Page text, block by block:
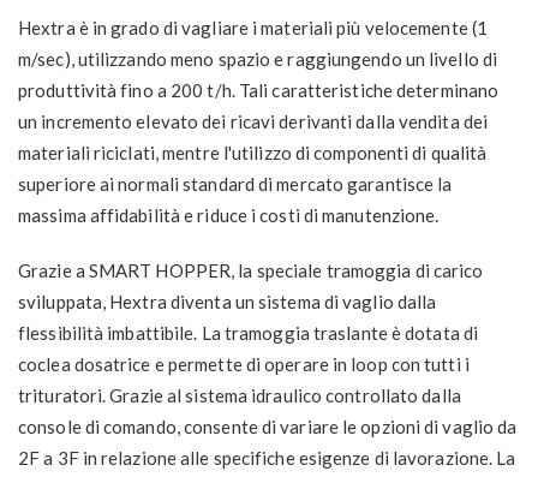
Hextra è in grado di vagliare i materiali più velocemente (1
m/sec), utilizzando meno spazio e raggiungendo un livello di
produttività fino a 200 t/h. Tali caratteristiche determinano
un incremento elevato dei ricavi derivanti dalla vendita dei
materiali riciclati, mentre l'utilizzo di componenti di qualità
superiore ai normali standard di mercato garantisce la
massima affidabilità e riduce i costi di manutenzione.
Grazie a SMART HOPPER, la speciale tramoggia di carico
sviluppata, Hextra diventa un sistema di vaglio dalla
flessibilità imbattibile. La tramoggia traslante è dotata di
coclea dosatrice e permette di operare in loop con tutti i
trituratori. Grazie al sistema idraulico controllato dalla
console di comando, consente di variare le opzioni di vaglio da
2F a 3F in relazione alle specifiche esigenze di lavorazione. La